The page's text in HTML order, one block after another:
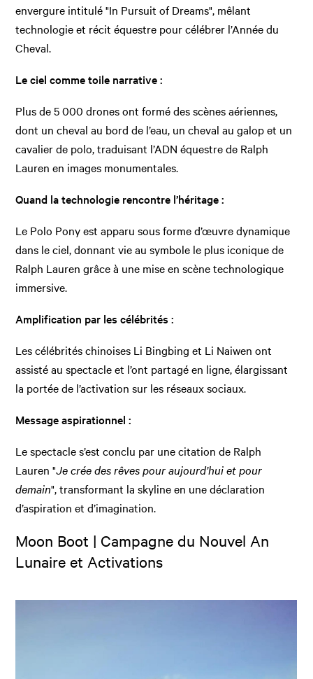
envergure intitulé "In Pursuit of Dreams", mêlant
technologie et récit équestre pour célébrer l’Année du
Cheval.
Le ciel comme toile narrative :
Plus de 5 000 drones ont formé des scènes aériennes,
dont un cheval au bord de l’eau, un cheval au galop et un
cavalier de polo, traduisant l’ADN équestre de Ralph
Lauren en images monumentales.
Quand la technologie rencontre l’héritage :
Le Polo Pony est apparu sous forme d’œuvre dynamique
dans le ciel, donnant vie au symbole le plus iconique de
Ralph Lauren grâce à une mise en scène technologique
immersive.
Amplification par les célébrités :
Les célébrités chinoises Li Bingbing et Li Naiwen ont
assisté au spectacle et l’ont partagé en ligne, élargissant
la portée de l’activation sur les réseaux sociaux.
Message aspirationnel :
Le spectacle s’est conclu par une citation de Ralph
Lauren "Je crée des rêves pour aujourd’hui et pour
demain", transformant la skyline en une déclaration
d’aspiration et d’imagination.
Moon Boot | Campagne du Nouvel An
Lunaire et Activations